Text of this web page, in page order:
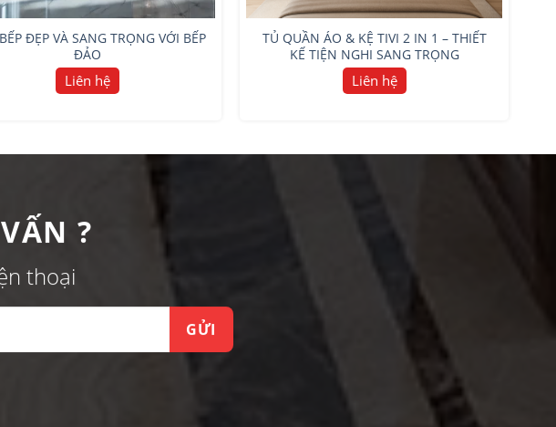
ĐẸP VÀ SANG TRỌNG VỚI BẾP
ĐẢO
Liên hệ
TỦ QUẦN ÁO & KỆ TIVI 2 IN 1 – THIẾT
KẾ TIỆN NGHI SANG TRỌNG
Liên hệ
?
thoại